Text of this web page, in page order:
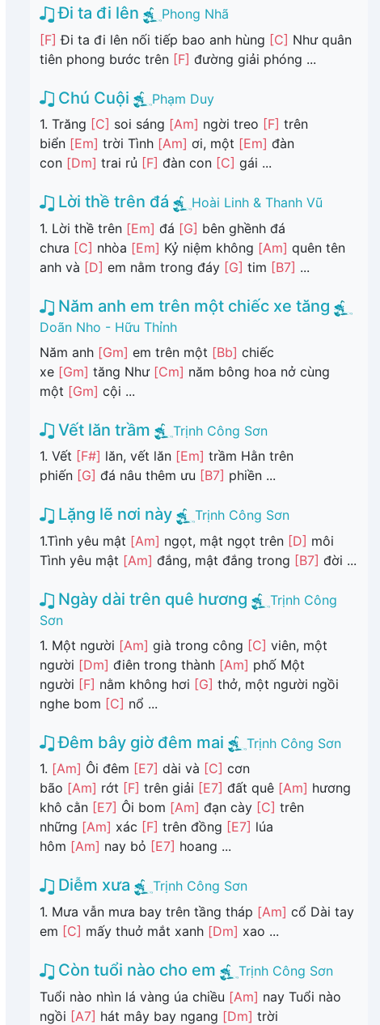
Đi ta đi lên
Phong Nhã
[F] Đi ta đi lên nối tiếp bao anh hùng [C] Như quân
tiên phong bước trên [F] đường giải phóng ...
Chú Cuội
Phạm Duy
1. Trăng [C] soi sáng [Am] ngời treo [F] trên
biển [Em] trời Tình [Am] ơi, một [Em] đàn
con [Dm] trai rủ [F] đàn con [C] gái ...
Lời thề trên đá
Hoài Linh & Thanh Vũ
1. Lời thề trên [Em] đá [G] bên ghềnh đá
chưa [C] nhòa [Em] Kỷ niệm không [Am] quên tên
anh và [D] em nằm trong đáy [G] tim [B7] ...
Năm anh em trên một chiếc xe tăng
Doãn Nho - Hữu Thỉnh
Năm anh [Gm] em trên một [Bb] chiếc
xe [Gm] tăng Như [Cm] năm bông hoa nở cùng
một [Gm] cội ...
Vết lăn trầm
Trịnh Công Sơn
1. Vết [F#] lăn, vết lăn [Em] trầm Hằn trên
phiến [G] đá nâu thêm ưu [B7] phiền ...
Lặng lẽ nơi này
Trịnh Công Sơn
1.Tình yêu mật [Am] ngọt, mật ngọt trên [D] môi
Tình yêu mật [Am] đắng, mật đắng trong [B7] đời ...
Ngày dài trên quê hương
Trịnh Công
Sơn
1. Một người [Am] già trong công [C] viên, một
người [Dm] điên trong thành [Am] phố Một
người [F] nằm không hơi [G] thở, một người ngồi
nghe bom [C] nổ ...
Đêm bây giờ đêm mai
Trịnh Công Sơn
1. [Am] Ôi đêm [E7] dài và [C] cơn
bão [Am] rớt [F] trên giải [E7] đất quê [Am] hương
khô cằn [E7] Ôi bom [Am] đạn cày [C] trên
những [Am] xác [F] trên đồng [E7] lúa
hôm [Am] nay bỏ [E7] hoang ...
Diễm xưa
Trịnh Công Sơn
1. Mưa vẫn mưa bay trên tầng tháp [Am] cổ Dài tay
em [C] mấy thuở mắt xanh [Dm] xao ...
Còn tuổi nào cho em
Trịnh Công Sơn
Tuổi nào nhìn lá vàng úa chiều [Am] nay Tuổi nào
ngồi [A7] hát mây bay ngang [Dm] trời